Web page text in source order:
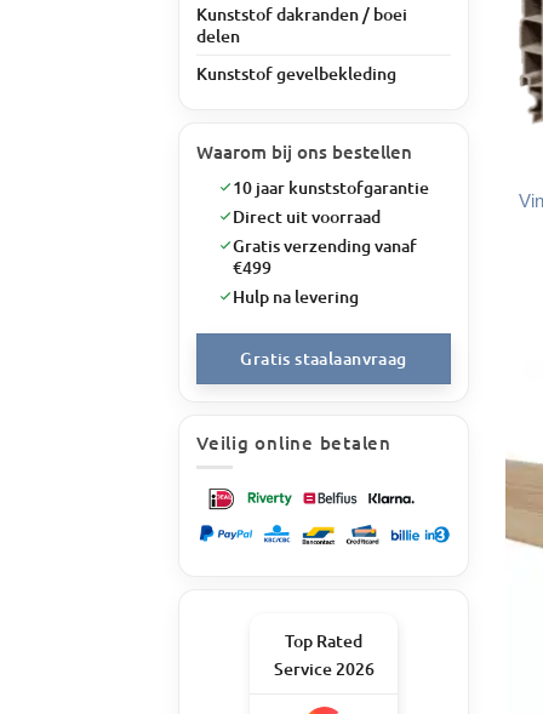
Kunststof dakranden / boei
delen
Kunststof gevelbekleding
Waarom bij ons bestellen
10 jaar kunststofgarantie
Direct uit voorraad
Gratis verzending vanaf
€499
Hulp na levering
Gratis staalaanvraag
Veilig online betalen
Top Rated
Service 2026